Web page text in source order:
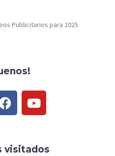
Publicitarios para 2025
visitados